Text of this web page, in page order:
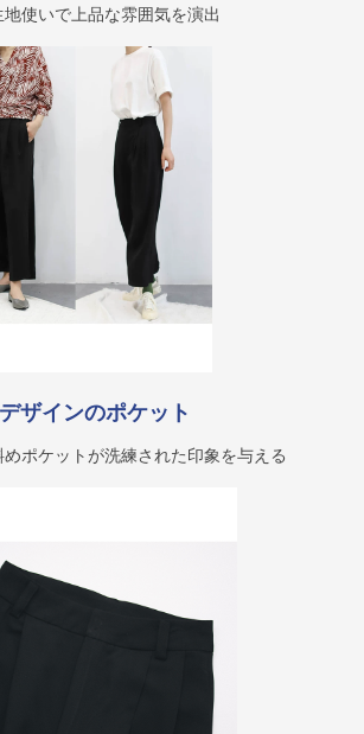
使いで上品な雰囲気を演出
ザインのポケット
ポケットが洗練された印象を与える